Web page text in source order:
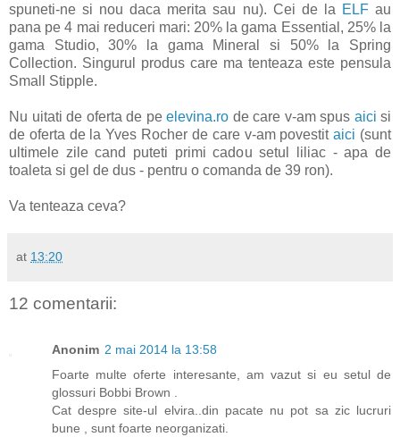
spuneti-ne si nou daca merita sau nu). Cei de la ELFau
pana pe 4 mai reduceri mari: 20% la gama Essential, 25% la
gama Studio, 30% la gama Mineral si 50% la Spring
Collection. Singurul produs care ma tenteaza este pensula
Small Stipple.
Nu uitati de oferta de pe elevina.ro de care v-am spus aici si
de oferta de la Yves Rocher de care v-am povestitaici (sunt
ultimele zile cand puteti primi cadou setul liliac - apa de
toaleta si gel de dus - pentru o comanda de 39 ron).
Va tenteaza ceva?
at 13:20
12 comentarii:
Anonim 2 mai 2014 la 13:58
Foarte multe oferte interesante, am vazut si eu setul de
glossuri Bobbi Brown .
Cat despre site-ul elvira..din pacate nu pot sa zic lucruri
bune , sunt foarte neorganizati.